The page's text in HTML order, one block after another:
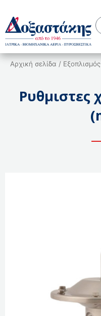
στο
περιεχόμενο
Αρχική σελίδα / Εξοπλισμός
Ρυθμιστες